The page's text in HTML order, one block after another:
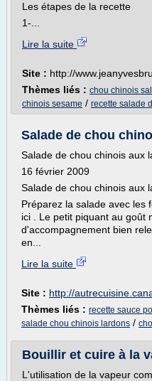
Les étapes de la recette
1-...
Lire la suite
Site : http://
Thèmes liés : chou chinois
chinois sesame / recette salade
Salade de chou
Salade de chou chinois aux
16 février 2009
Salade de chou chinois aux
Préparez la salade avec les
ici . Le petit piquant au goût
d'accompagnement bien
en...
Lire la suite
Site : http://
Thèmes liés : recette sauce
salade chou chinois lardons /
Bouillir et cuire à la
L'utilisation de la vapeur